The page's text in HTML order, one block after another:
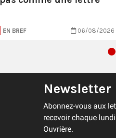
EN BREF 06/08/2026
Newsletter
Abonnez-vous aux
recevoir chaque
Ouvrière.